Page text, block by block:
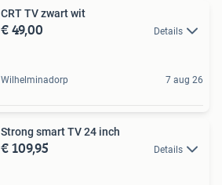
CRT TV zwart wit
€ 49,00 Details
Wilhelminadorp 7 aug 26
Strong smart TV 24 inch
€ 109,95 Details